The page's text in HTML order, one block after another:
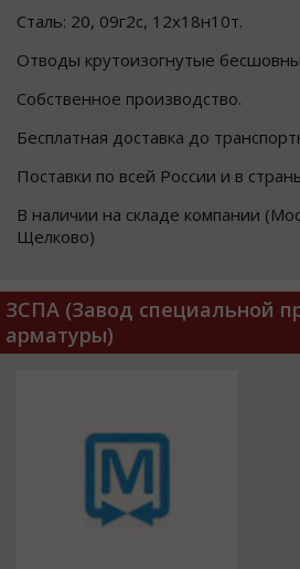
Сталь: 20, 09г2с, 12х18н10т.
Отводы крутоизогнутые
Собственное производство.
Бесплатная доставка до
Поставки по всей России и в
В наличии на складе компании
Щелково)
ЗСПА (Завод специальной
арматуры)